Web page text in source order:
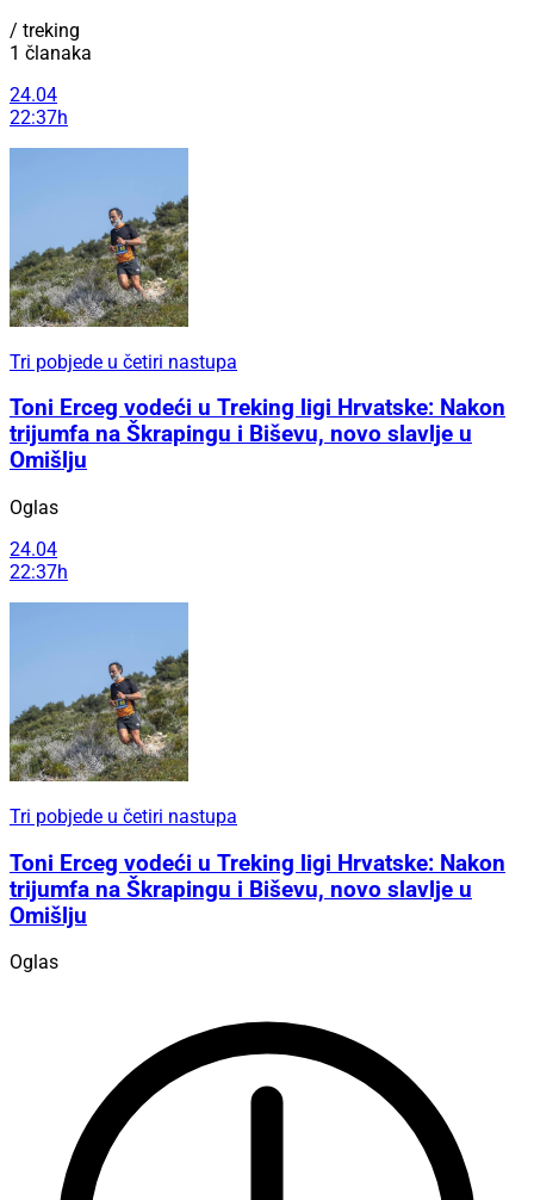
/ treking
1 članaka
24.04
22:37h
Tri pobjede u četiri nastupa
Toni Erceg vodeći u Treking ligi Hrvatske: Nakon
trijumfa na Škrapingu i Biševu, novo slavlje u
Omišlju
Oglas
24.04
22:37h
Tri pobjede u četiri nastupa
Toni Erceg vodeći u Treking ligi Hrvatske: Nakon
trijumfa na Škrapingu i Biševu, novo slavlje u
Omišlju
Oglas